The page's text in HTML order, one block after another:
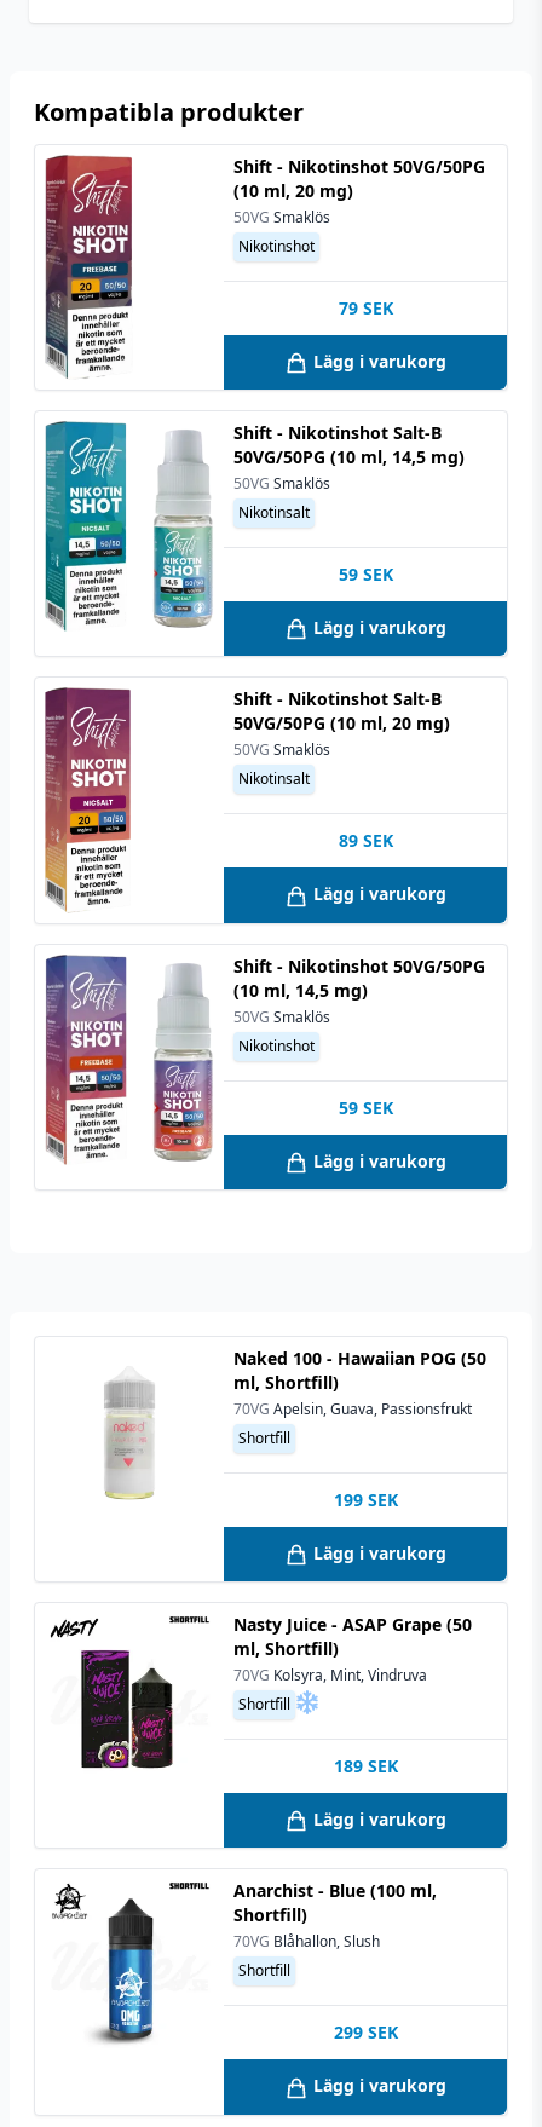
Kompatibla produkter
Shift - Nikotinshot 50VG/50PG
(10 ml, 20 mg)
50VG Smaklös
Nikotinshot
79 SEK
Lägg i varukorg
Shift - Nikotinshot Salt-B
50VG/50PG (10 ml, 14,5 mg)
50VG Smaklös
Nikotinsalt
59 SEK
Lägg i varukorg
Shift - Nikotinshot Salt-B
50VG/50PG (10 ml, 20 mg)
50VG Smaklös
Nikotinsalt
89 SEK
Lägg i varukorg
Shift - Nikotinshot 50VG/50PG
(10 ml, 14,5 mg)
50VG Smaklös
Nikotinshot
59 SEK
Lägg i varukorg
Naked 100 - Hawaiian POG (50
ml, Shortfill)
70VG Apelsin, Guava, Passionsfrukt
Shortfill
199 SEK
Lägg i varukorg
Nasty Juice - ASAP Grape (50
ml, Shortfill)
70VG Kolsyra, Mint, Vindruva
Shortfill
189 SEK
Lägg i varukorg
Anarchist - Blue (100 ml,
Shortfill)
70VG Blåhallon, Slush
Shortfill
299 SEK
Lägg i varukorg